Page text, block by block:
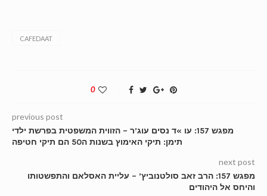
CAFEDAAT
0
previous post
מפגש 157: עו »ד נסים עוג’ר – הזווית המשפטית בפרשת ילדי
תימן: תיקי האימוץ בשנות ה50 הם תיקי חטיפה
next post
מפגש 157: הרב זאב סולטנוביץ’ – עליית האסלאם והתפשטותו
והיחס אל היהודים